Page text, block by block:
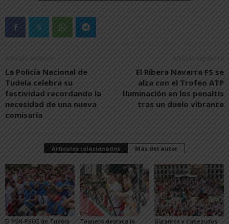
Artículo anterior
La Policía Nacional de
Tudela celebra su
festividad recordando la
necesidad de una nueva
comisaría
Artículo siguiente
El Ribera Navarra FS se
alza con el Trofeo ATP
Iluminación en los penaltis
tras un duelo vibrante
Artículos relacionados Más del autor
El PSN-PSOE de Tudela
Toquero destaca la
Gigantes y Cabezudos